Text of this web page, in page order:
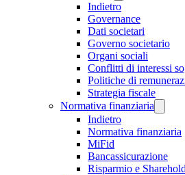
Indietro
Governance
Dati societari
Governo societario
Organi sociali
Conflitti di interessi
Politiche di
Strategia fiscale
Normativa finanziaria
Indietro
Normativa finanziaria
MiFid
Bancassicurazione
Risparmio e